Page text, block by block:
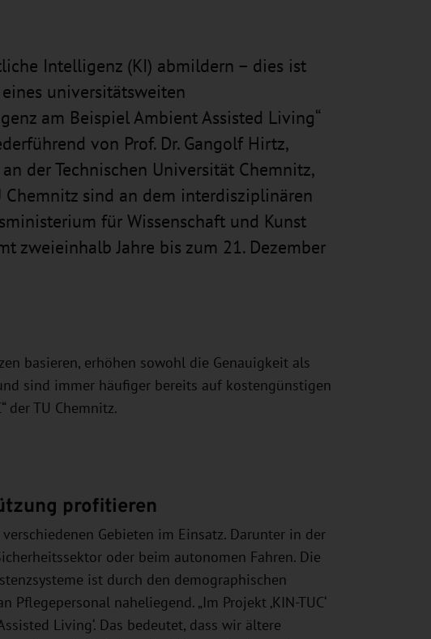
Intelligenz (KI) abmildern – dies ist
universitätsweiten
am Beispiel Ambient Assisted Living“
von Prof. Dr. Gangolf Hirtz,
der Technischen Universität Chemnitz,
Chemnitz sind an dem interdisziplinären
für Wissenschaft und Kunst
zweieinhalb Jahre bis zum 21. Dezember
basieren, erhöhen sowohl die Genauigkeit als
sind immer häufiger bereits auf kostengünstigen
der TU Chemnitz.
profitieren
Gebieten im Einsatz. Darunter in der
oder beim autonomen Fahren. Die
ist durch den demographischen
naheliegend. „Im Projekt ‚KIN-TUC‘
Living‘. Das bedeutet, dass wir ältere